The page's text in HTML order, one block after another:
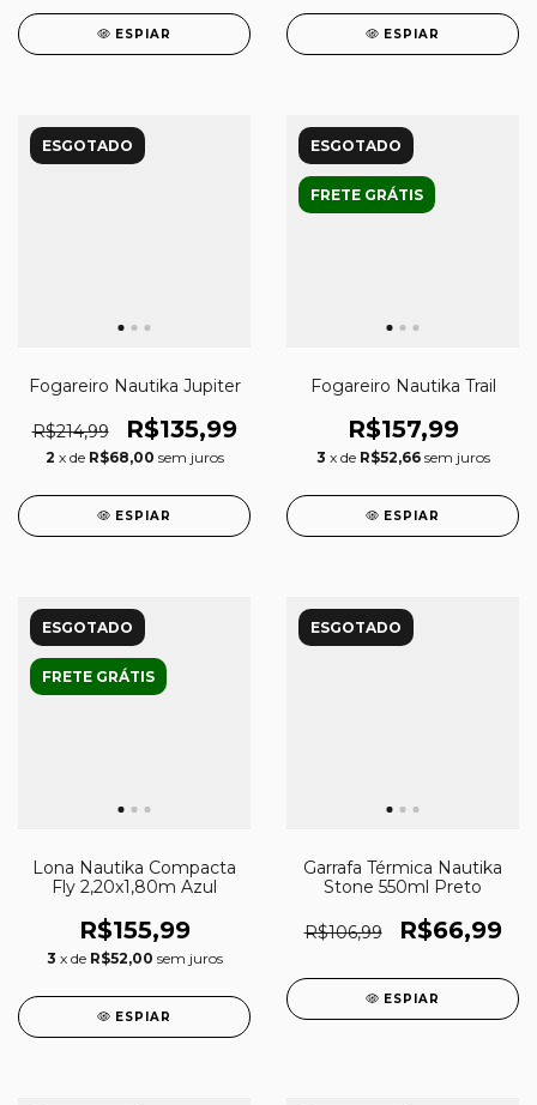
ESPIAR ESPIAR
ESGOTADO
Fogareiro Nautika Jupiter
R$214,99 R$135,99
2 x de R$68,00 sem juros
ESPIAR
ESGOTADO
FRETE GRÁTIS
Fogareiro Nautika Trail
R$157,99
3 x de R$52,66 sem juros
ESPIAR
ESGOTADO
FRETE GRÁTIS
Lona Nautika Compacta
Fly 2,20x1,80m Azul
R$155,99
3 x de R$52,00 sem juros
ESPIAR
ESGOTADO
Garrafa Térmica Nautika
Stone 550ml Preto
R$106,99 R$66,99
ESPIAR